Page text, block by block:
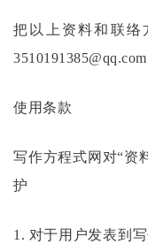
把以上资料和联络
3510191385@qq.com
使用条款
写作方程式网对“资
护
1. 对于用户发表到